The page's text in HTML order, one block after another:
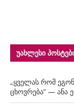
ᲣᲐᲮᲚᲔᲡᲘ
„ყველას რომ
ცხოვრება“ — ანა